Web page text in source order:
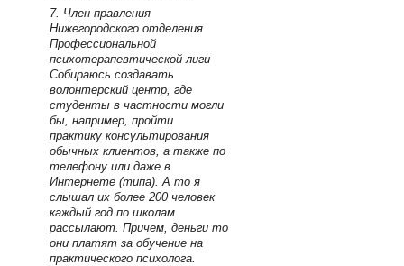
7. Член правления
Нижегородского отделения
Профессиональной
психотерапевтической лиги
Собираюсь создавать
волонтерский центр, где
студенты в частности могли
бы, например, пройти
практику консультирования
обычных клиентов, а также по
телефону или даже в
Интернете (типа). А то я
слышал их более 200 человек
каждый год по школам
рассылают. Причем, деньги то
они платят за обучение на
практического психолога.